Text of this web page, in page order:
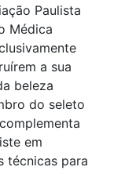
Paulista
Médica
a sua
beleza
do seleto
em
técnicas para